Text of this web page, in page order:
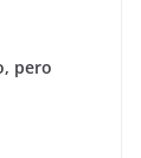
pero